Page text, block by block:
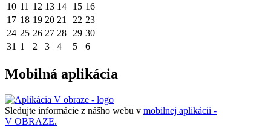
10 11 12 13 14 15 16
17 18 19 20 21 22 23
24 25 26 27 28 29 30
31 1 2 3 4 5 6
Mobilná aplikácia
Sledujte informácie z nášho webu v mobilnej aplikácii -
V OBRAZE.